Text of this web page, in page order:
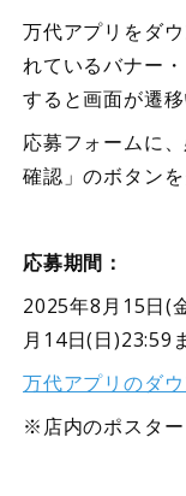
万代アプリをダ
れているバナー
すると画面が遷移
応募フォームに
確認」のボタン
応募期間：
2025年8 月 15 日(
月 14日( 日 )23:59
万代アプリのダ
※店内のポスター